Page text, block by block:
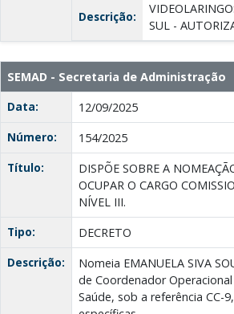
Descrição:
SUL -
SEMAD - Secretaria de
Data:
12/09/2025
Número:
154/2025
Título:
DISPÕE SOBRE A
OCUPAR O CARGO
NÍVEL III.
Tipo:
DECRETO
Descrição:
Nomeia EMANUELA SIVA
de Coordenador
Saúde, sob a referência CC-